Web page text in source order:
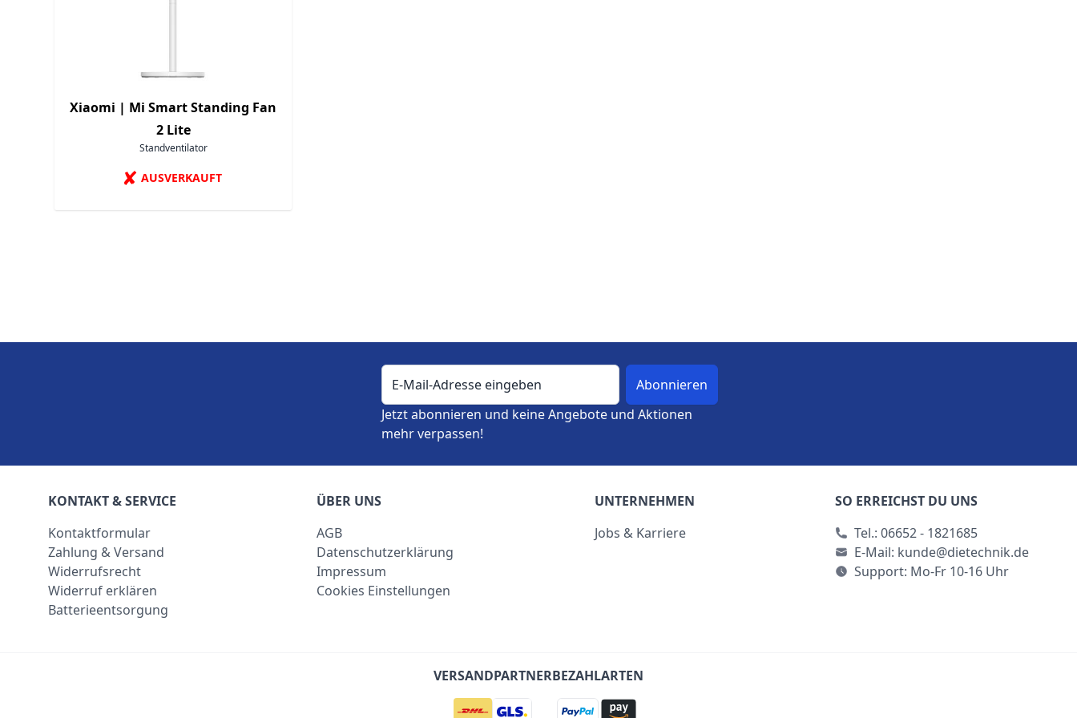
Xiaomi | Mi Smart Standing Fan
2 Lite
Standventilator
✘ AUSVERKAUFT
E-Mail-Adresse
Jetzt abonnieren und keine Angebote und Aktionen
mehr verpassen!
KONTAKT & SERVICE
Kontaktformular
Zahlung & Versand
Widerrufsrecht
Widerruf erklären
Batterieentsorgung
ÜBER UNS
AGB
Datenschutzerklärung
Impressum
Cookies Einstellungen
UNTERNEHMEN
Jobs & Karriere
SO ERREICHST DU UNS
Tel.: 06652 - 1821685
E-Mail: kunde@dietechnik.de
Support: Mo-Fr 10-16 Uhr
VERSANDPARTNERBEZAHLARTEN